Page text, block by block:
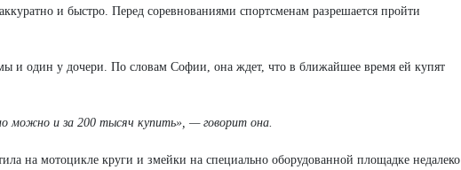
и быстро. Перед соревнованиями спортсменам разрешается пройти
и один у дочери. По словам Софии, она ждет, что в ближайшее время ей купят
можно и за 200 тысяч купить», — говорит она.
на мотоцикле круги и змейки на специально оборудованной площадке недалеко